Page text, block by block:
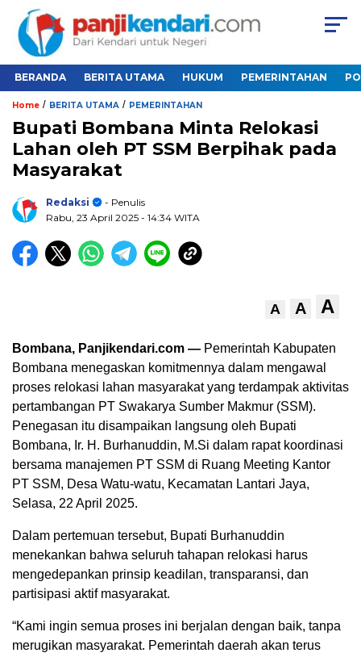
BERANDA BERITA UTAMA HUKUM PEMERINTAHAN
Home / BERITA UTAMA / PEMERINTAHAN
Bupati Bombana Minta Relokasi
Lahan oleh PT SSM Berpihak pada
Masyarakat
Redaksi
- Penulis
Rabu, 23 April 2025 - 14:34 WITA
A A A
Bombana, Panjikendari.com — Pemerintah Kabupaten
Bombana menegaskan komitmennya dalam mengawal
proses relokasi lahan masyarakat yang terdampak aktivitas
pertambangan PT Swakarya Sumber Makmur (SSM).
Penegasan itu disampaikan langsung oleh Bupati
Bombana, Ir. H. Burhanuddin, M.Si dalam rapat koordinasi
bersama manajemen PT SSM di Ruang Meeting Kantor
PT SSM, Desa Watu-watu, Kecamatan Lantari Jaya,
Selasa, 22 April 2025.
Dalam pertemuan tersebut, Bupati Burhanuddin
menekankan bahwa seluruh tahapan relokasi harus
mengedepankan prinsip keadilan, transparansi, dan
partisipasi aktif masyarakat.
“Kami ingin semua proses ini berjalan dengan baik, tanpa
merugikan masyarakat. Pemerintah daerah akan terus